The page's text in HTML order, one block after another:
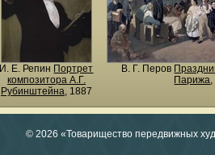
И. Е. Репин Портрет
композитора А.Г.
Рубинштейна, 1887
В. Г. Перов
Парижа
© 2026 «Товарищество передвижных